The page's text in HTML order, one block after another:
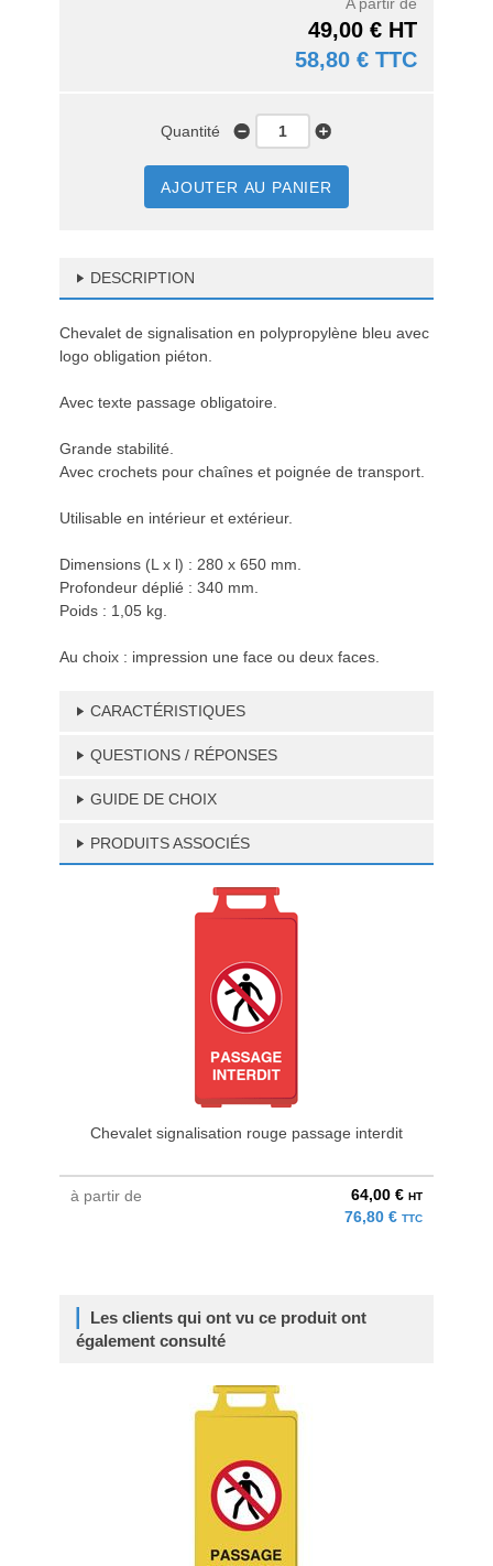
49,00 € HT
58,80 € TTC
Quantité
AJOUTER AU PANIER
DESCRIPTION
Chevalet de signalisation en polypropylène bleu avec
logo obligation piéton.
Avec texte passage obligatoire.
Grande stabilité.
Avec crochets pour chaînes et poignée de transport.
Utilisable en intérieur et extérieur.
Dimensions (L x l) : 280 x 650 mm.
Profondeur déplié : 340 mm.
Poids : 1,05 kg.
Au choix : impression une face ou deux faces.
CARACTÉRISTIQUES
QUESTIONS / RÉPONSES
GUIDE DE CHOIX
PRODUITS ASSOCIÉS
Chevalet signalisation rouge passage interdit
à partir de 64,00 € HT
76,80 € TTC
Les clients qui ont vu ce produit ont
également consulté